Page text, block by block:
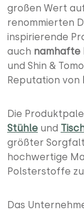
großen Wert
renommierten
inspirierende
auch namhafte
und Shin &
Reputation von
Die
Stühle und
größter
hochwertige
Polsterstoffe
Das